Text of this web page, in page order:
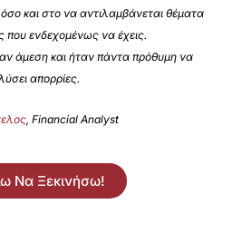
και στο να αντιλαμβάνεται θέματα
που ενδεχομένως να έχεις.
άμεση και ήταν πάντα πρόθυμη να
απορρίες.
, Financial Analyst
Να Ξεκινήσω!